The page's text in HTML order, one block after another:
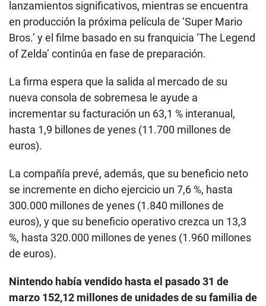
lanzamientos significativos, mientras se encuentra
en producción la próxima película de ‘Super Mario
Bros.’ y el filme basado en su franquicia ‘The Legend
of Zelda’ continúa en fase de preparación.
La firma espera que la salida al mercado de su
nueva consola de sobremesa le ayude a
incrementar su facturación un 63,1 % interanual,
hasta 1,9 billones de yenes (11.700 millones de
euros).
La compañía prevé, además, que su beneficio neto
se incremente en dicho ejercicio un 7,6 %, hasta
300.000 millones de yenes (1.840 millones de
euros), y que su beneficio operativo crezca un 13,3
%, hasta 320.000 millones de yenes (1.960 millones
de euros).
Nintendo había vendido hasta el pasado 31 de
marzo 152,12 millones de unidades de su familia de